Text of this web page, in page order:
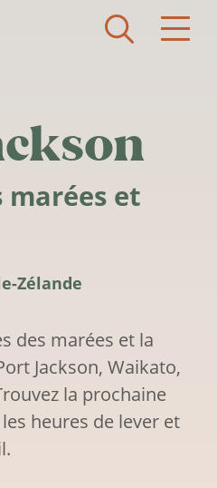
marées et
Zélande
des marées et la
Jackson, Waikato,
la prochaine
heures de lever et